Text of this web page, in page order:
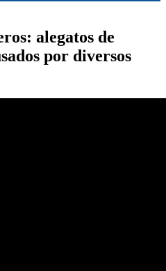
alegatos de
por diversos